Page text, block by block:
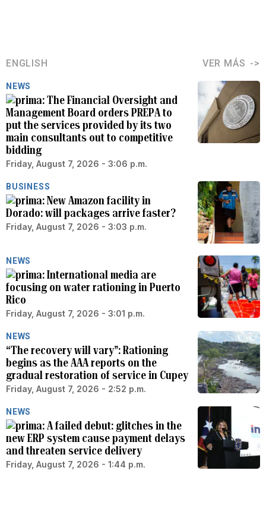
ENGLISH VER MÁS
NEWS
The Financial Oversight and
Management Board orders PREPA to
put the services provided by its two
main consultants out to competitive
bidding
Friday, August 7, 2026 - 3:06 p.m.
BUSINESS
New Amazon facility in
Dorado: will packages arrive faster?
Friday, August 7, 2026 - 3:03 p.m.
NEWS
International media are
focusing on water rationing in Puerto
Rico
Friday, August 7, 2026 - 3:01 p.m.
NEWS
“The recovery will vary”: Rationing
begins as the AAA reports on the
gradual restoration of service in Cupey
Friday, August 7, 2026 - 2:52 p.m.
NEWS
A failed debut: glitches in the
new ERP system cause payment delays
and threaten service delivery
Friday, August 7, 2026 - 1:44 p.m.